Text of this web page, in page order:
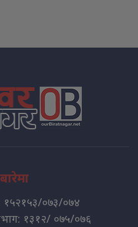
१५२१५३/०७३/०७४
१३१२/ ०७५/०७६